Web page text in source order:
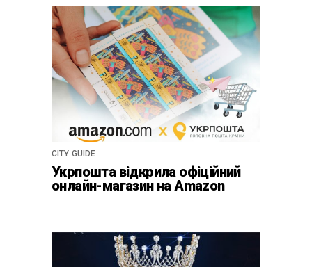
CITY GUIDE
Укрпошта відкрила офіційний
онлайн-магазин на Amazon